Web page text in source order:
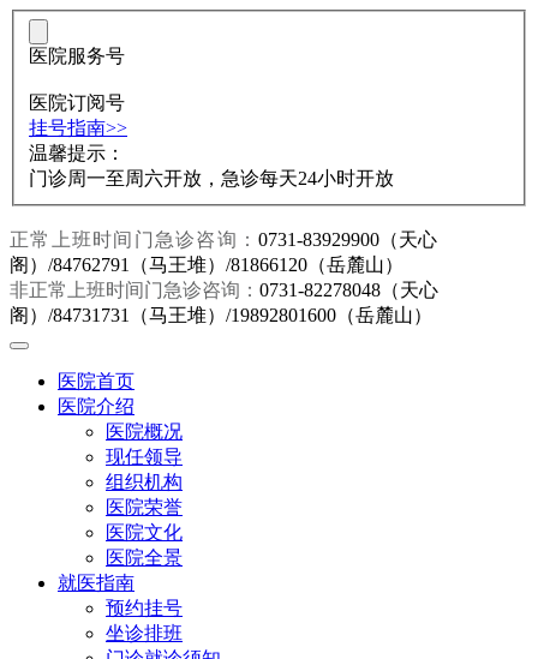
医院服务号
医院订阅号
挂号指南>>
温馨提示：
门诊周一至周六开放，急诊每天24小时开放
正常上班时间门急诊咨询： 0731-83929900（天心
阁）/84762791（马王堆）/81866120（岳麓山）
非正常上班时间门急诊咨询： 0731-82278048（天心
阁）/84731731（马王堆）/19892801600（岳麓山）
医院首页
医院介绍
医院概况
现任领导
组织机构
医院荣誉
医院文化
医院全景
就医指南
预约挂号
坐诊排班